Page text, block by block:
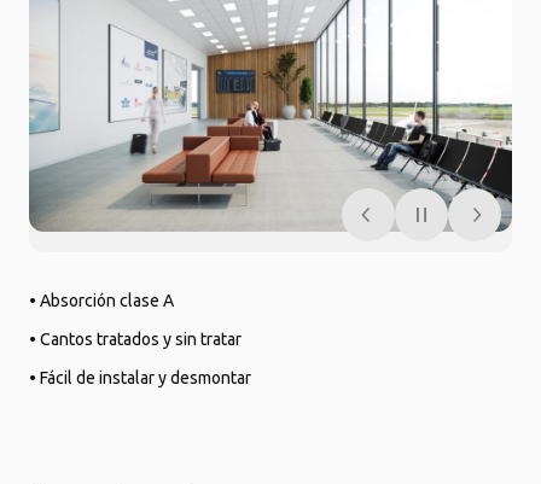
• Absorción clase A
• Cantos tratados y sin tratar
• Fácil de instalar y desmontar